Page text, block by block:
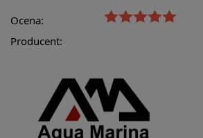
Ocena:
Producent: